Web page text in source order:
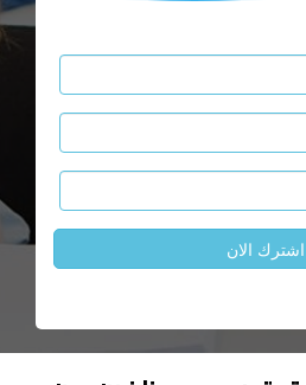
اشترك الان